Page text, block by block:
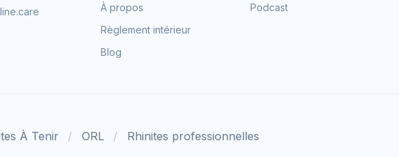
À propos
Règlement intérieur
Blog
Podcast
À Tenir ORL Rhinites professionnelles